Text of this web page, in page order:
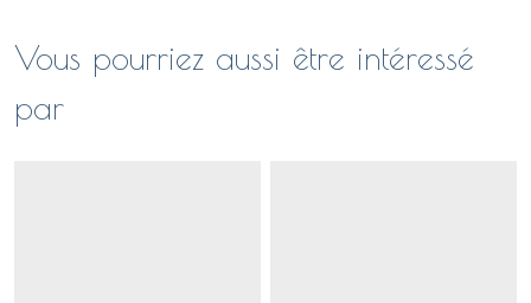
Vous pourriez aussi être intéressé
par